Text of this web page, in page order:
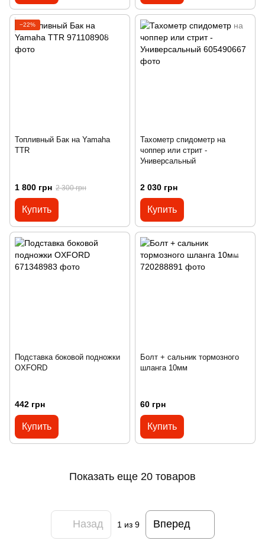
−22%
Топливный Бак на Yamaha
TTR
1 800 грн 2 300 грн
Купить
Тахометр спидометр на
чоппер или стрит -
Универсальный
2 030 грн
Купить
Подставка боковой подножки
OXFORD
442 грн
Купить
Болт + сальник тормозного
шланга 10мм
60 грн
Купить
Показать еще 20 товаров
Назад 1 из 9 Вперед